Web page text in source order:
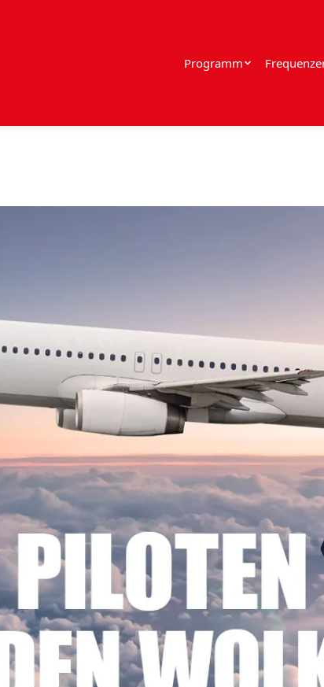
Programm